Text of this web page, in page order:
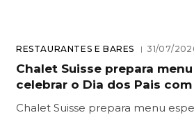
RESTAURANTES E BARES 31/07/
Chalet Suisse prepara
celebrar o Dia dos Pais
Chalet Suisse prepara menu